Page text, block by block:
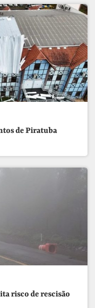
de Piratuba
risco de rescisão